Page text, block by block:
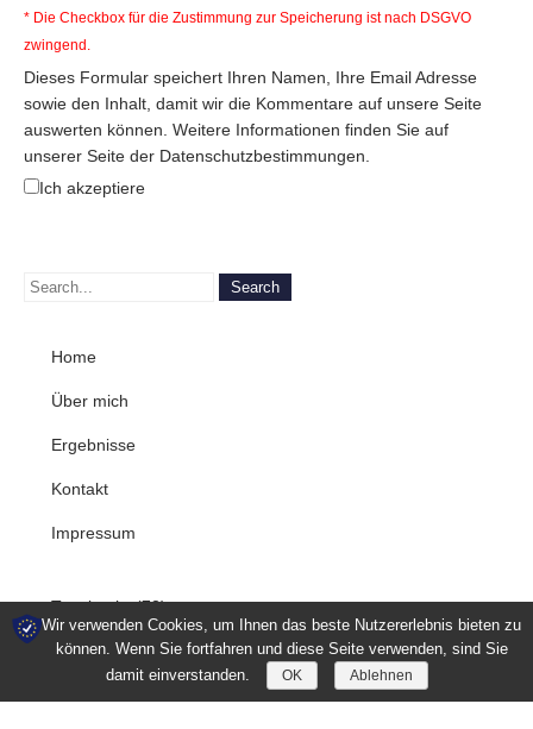
* Die Checkbox für die Zustimmung zur Speicherung ist nach DSGVO
zwingend.
Dieses Formular speichert Ihren Namen, Ihre Email Adresse
sowie den Inhalt, damit wir die Kommentare auf unsere Seite
auswerten können. Weitere Informationen finden Sie auf
unserer Seite der Datenschutzbestimmungen.
Ich akzeptiere
Home
Über mich
Ergebnisse
Kontakt
Impressum
Tagebuch (73)
Wir verwenden Cookies, um Ihnen das beste Nutzererlebnis bieten zu
können. Wenn Sie fortfahren und diese Seite verwenden, sind Sie
damit einverstanden.
OK Ablehnen